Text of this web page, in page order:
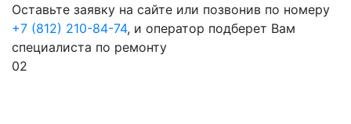
Оставьте заявку на сайте или позвонив по номеру
+7 (812) 210-84-74, и оператор подберет Вам
специалиста по ремонту
02